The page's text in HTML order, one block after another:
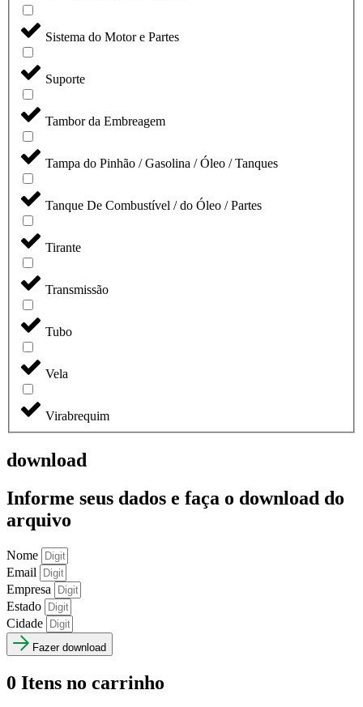
Sistema do Motor e Partes
Suporte
Tambor da Embreagem
Tampa do Pinhão / Gasolina / Óleo / Tanques
Tanque De Combustível / do Óleo / Partes
Tirante
Transmissão
Tubo
Vela
Virabrequim
download
Informe seus dados e faça o download do
arquivo
Nome
Email
Empresa
Estado
Cidade
Fazer download
0 Itens no carrinho